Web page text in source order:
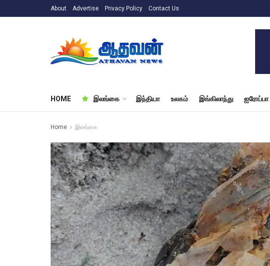
About Advertise Privacy Policy Contact Us
HOME இலங்கை இந்தியா உலகம் இங்கிலாந்து ஐரோப்பா
Home இலங்கை